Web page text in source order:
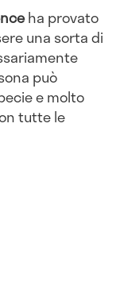
ha provato
una sorta di
può
e molto
tutte le